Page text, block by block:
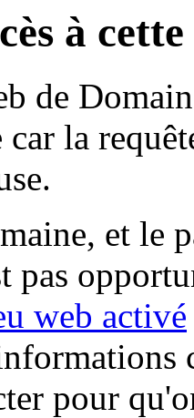
à
de
car la
et le
pas
web activé
pour